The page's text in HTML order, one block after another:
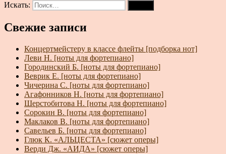
Искать:
Свежие записи
Концертмейстеру в классе флейты [подборка нот]
Леви Н. [ноты для фортепиано]
Городинский Б. [ноты для фортепиано]
Веврик Е. [ноты для фортепиано]
Чичерина С. [ноты для фортепиано]
Агафонников Н. [ноты для фортепиано]
Шерстобитова Н. [ноты для фортепиано]
Сорокин В. [ноты для фортепиано]
Маклаков В. [ноты для фортепиано]
Савельев Б. [ноты для фортепиано]
Глюк К. «АЛЬЦЕСТА» [сюжет оперы]
Верди Дж. «АИДА» [сюжет оперы]